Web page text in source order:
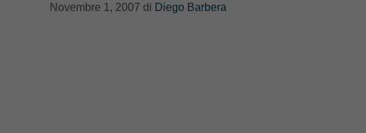
Novembre 1, 2007 di Diego Barbera